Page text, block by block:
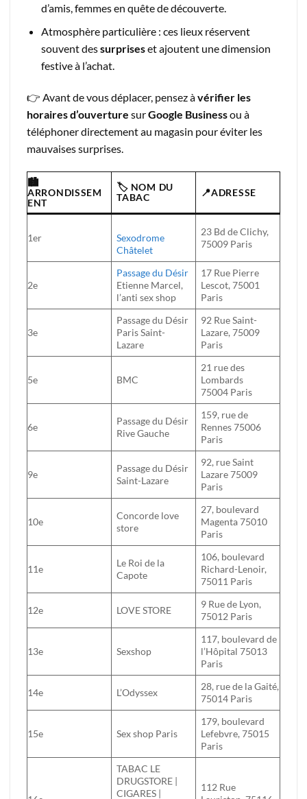
d’amis, femmes en quête de découverte.
Atmosphère particulière : ces lieux réservent
souvent dessurpriseset ajoutent une dimension
festive à l’achat.
👉 Avant de vous déplacer, pensez àvérifier les
horaires d’ouverture surGoogle Businessou à
téléphoner directement au magasin pour éviter les
mauvaises surprises.
🏙️
ARRONDISSEM
ENT
🏷️ NOM DU
TABAC
📍ADRESSE
1er
Sexodrome
Châtelet
23 Bd de Clichy,
75009 Paris
2e
Passage du Désir
Etienne Marcel,
l’anti sex shop
17 Rue Pierre
Lescot, 75001
Paris
3e
Passage du Désir
Paris Saint-
Lazare
92 Rue Saint-
Lazare, 75009
Paris
5e BMC
21 rue des
Lombards
75004 Paris
6e
Passage du Désir
Rive Gauche
159, rue de
Rennes 75006
Paris
9e
Passage du Désir
Saint-Lazare
92, rue Saint
Lazare 75009
Paris
10e
Concorde love
store
27, boulevard
Magenta 75010
Paris
11e
Le Roi de la
Capote
106, boulevard
Richard-Lenoir,
75011 Paris
12e LOVE STORE
9 Rue de Lyon,
75012 Paris
13e Sexshop
117, boulevard de
l’Hôpital 75013
Paris
14e L’Odyssex
28, rue de la Gaité,
75014 Paris
15e Sex shop Paris
179, boulevard
Lefebvre, 75015
Paris
TABAC LE
DRUGSTORE |
CIGARES |
112 Rue